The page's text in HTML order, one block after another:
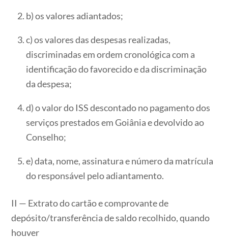
b) os valores adiantados;
c) os valores das despesas realizadas,
discriminadas em ordem cronológica com a
identificação do favorecido e da discriminação
da despesa;
d) o valor do ISS descontado no pagamento dos
serviços prestados em Goiânia e devolvido ao
Conselho;
e) data, nome, assinatura e número da matrícula
do responsável pelo adiantamento.
II — Extrato do cartão e comprovante de
depósito/transferência de saldo recolhido, quando
houver